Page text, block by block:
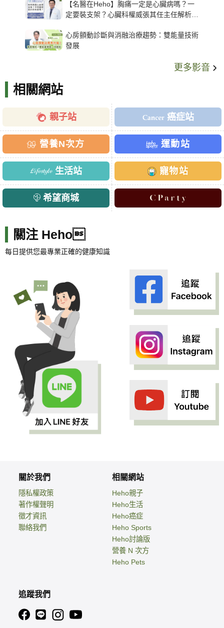
【名醫在Heho】胸痛一定是心臟病嗎？一
定要裝支架？心臟科權威張其任主任解析支
心房顫動診斷與消融治療趨勢：雙能量技術
發展
更多影音
相關網站
親子站 癌症站
營養N次方 運動站
生活站 寵物站
希望商城
關注 Heho
每日提供您最專業正確的健康知識
關於我們
隱私權政策
著作權聲明
徵才資訊
聯絡我們
相關網站
Heho親子
Heho生活
Heho癌症
Heho Sports
Heho討論版
營養 N 次方
Heho Pets
追蹤我們